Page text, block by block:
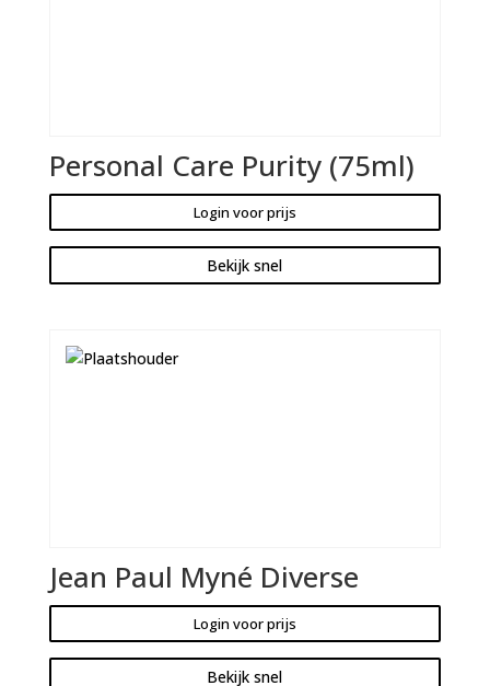
Personal Care Purity (75ml)
Login voor prijs
Bekijk snel
Jean Paul Myné Diverse
Login voor prijs
Bekijk snel